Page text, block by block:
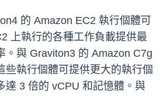
的 Amazon EC2 執行個體可
上執行的各種工作負載提供最
。與 Graviton3 的 Amazon C7g
些執行個體可提供更大的執行個
達 3 倍的 vCPU 和記憶體。與